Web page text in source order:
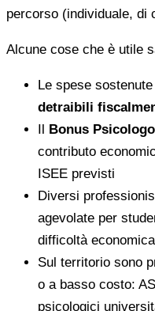
percorso (individuale, di
Alcune cose che è utile
Le spese
detraibili
Il Bonus Psicologo
contributo
ISEE previsti
Diversi
agevolate per
difficoltà economica
Sul territorio sono
o a basso costo:
psicologici